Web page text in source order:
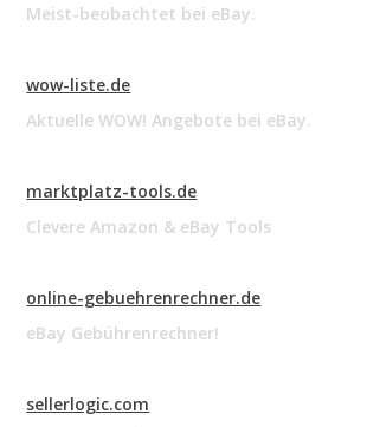
Meist-beobachtet bei eBay.
wow-liste.de
Aktuelle WOW! Angebote bei eBay.
marktplatz-tools.de
Clevere Amazon & eBay Tools
online-gebuehrenrechner.de
eBay Gebührenrechner!
sellerlogic.com